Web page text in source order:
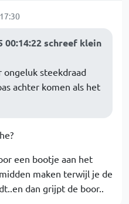
00:14:22 schreef klein
ongeluk steekdraad
achter komen als het
een bootje aan het
maken terwijl je de
dan grijpt de boor..